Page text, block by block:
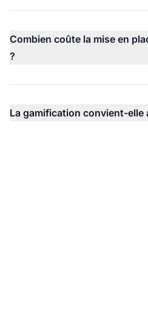
Combien coûte la mise en
?
La gamification convient-elle